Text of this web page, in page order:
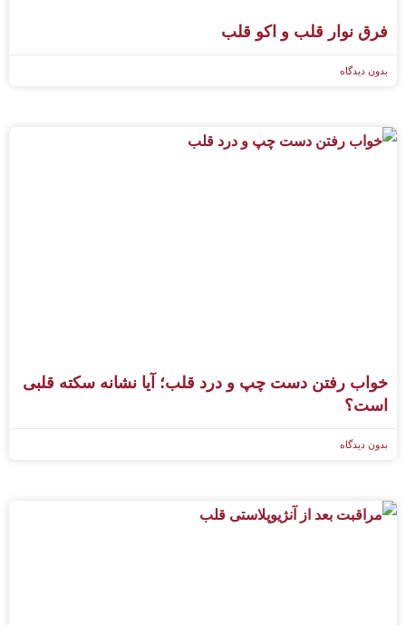
فرق نوار قلب و اکو قلب
بدون دیدگاه
خواب رفتن دست چپ و درد قلب؛ آیا نشانه سکته قلبی
است؟
بدون دیدگاه